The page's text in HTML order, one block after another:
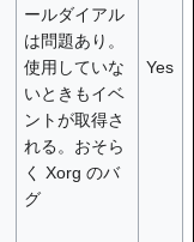
ールダイアル
は問題あり。
使用していな
いときもイベ
ントが取得さ
れる。おそら
く Xorg のバ
グ
Yes